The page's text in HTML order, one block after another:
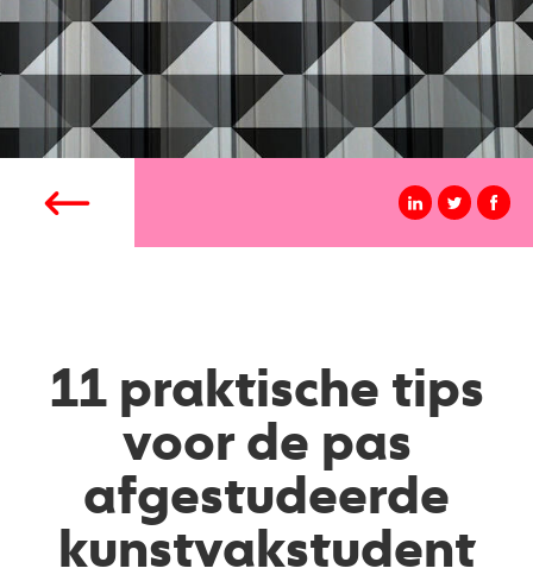
11 praktische tips
voor de pas
afgestudeerde
kunstvakstudent